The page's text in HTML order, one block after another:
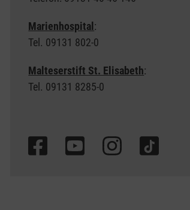
Marienhospital :
Tel. 09131 802-0
Malteserstift St. Elisabeth:
Tel. 09131 8285-0